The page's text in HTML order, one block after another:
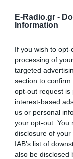
E-Radio.gr -
Information
If you wish to
processing of
targeted
section to
opt-out request is
interest-based
us or personal
your opt-out. You
disclosure of
IAB’s list of
also be disclosed
και μάθετε
Εσύ μπήκες
και ότι σου